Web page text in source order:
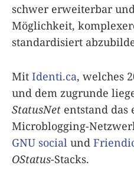
schwer erweiterbar
Möglichkeit,
standardisiert
Mit Identi.ca, welches
und dem zugrunde
StatusNet entstand das
Microblogging-
GNU social und
OStatus-Stacks.